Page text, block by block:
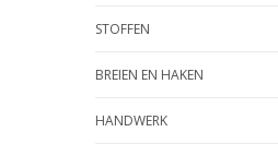
STOFFEN
BREIEN EN HAKEN
HANDWERK